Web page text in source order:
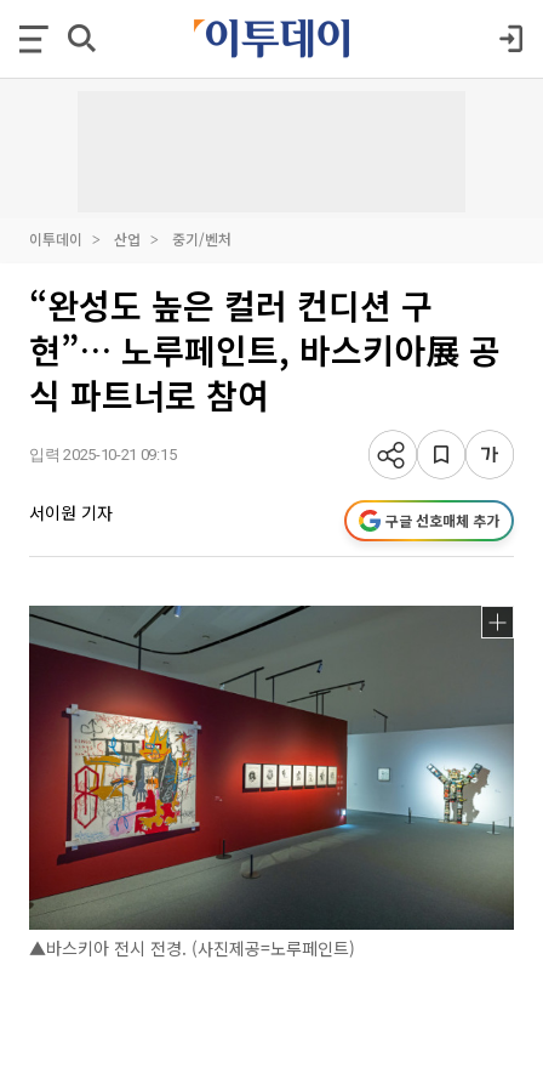
이투데이 산업 중기/벤처
“완성도 높은 컬러 컨디션 구
현”… 노루페인트, 바스키아展 공
식 파트너로 참여
입력 2025-10-21 09:15
서이원 기자 구글 선호매체 추가
▲바스키아 전시 전경. (사진제공=노루페인트)